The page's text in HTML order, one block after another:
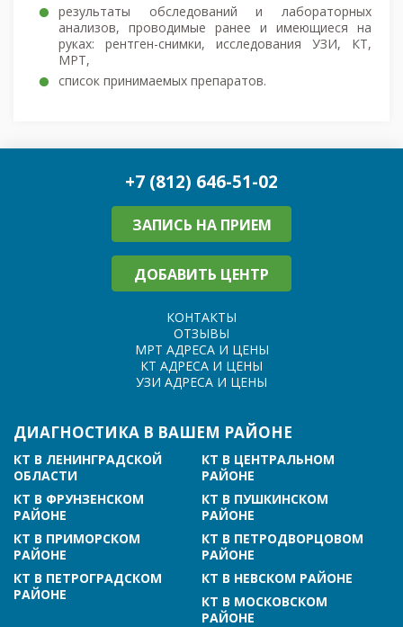
результаты обследований и лабораторных
анализов, проводимые ранее и имеющиеся на
руках: рентген-снимки, исследования УЗИ, КТ,
МРТ,
список принимаемых препаратов.
+7 (812) 646-51-02
ЗАПИСЬ НА ПРИЕМ
ДОБАВИТЬ ЦЕНТР
КОНТАКТЫ
ОТЗЫВЫ
МРТ АДРЕСА И ЦЕНЫ
КТ АДРЕСА И ЦЕНЫ
УЗИ АДРЕСА И ЦЕНЫ
ДИАГНОСТИКА В ВАШЕМ РАЙОНЕ
КТ В ЛЕНИНГРАДСКОЙ
ОБЛАСТИ
КТ В ЦЕНТРАЛЬНОМ
РАЙОНЕ
КТ В ФРУНЗЕНСКОМ
РАЙОНЕ
КТ В ПУШКИНСКОМ
РАЙОНЕ
КТ В ПРИМОРСКОМ
РАЙОНЕ
КТ В ПЕТРОДВОРЦОВОМ
РАЙОНЕ
КТ В ПЕТРОГРАДСКОМ
РАЙОНЕ
КТ В НЕВСКОМ РАЙОНЕ
КТ В МОСКОВСКОМ
РАЙОНЕ